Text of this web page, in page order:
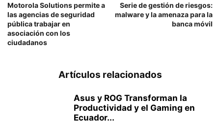
Motorola Solutions permite a
las agencias de seguridad
pública trabajar en
asociación con los
ciudadanos
Serie de gestión de riesgos:
malware y la amenaza para la
banca móvil
Artículos relacionados
Asus y ROG Transforman la
Productividad y el Gaming en
Ecuador...